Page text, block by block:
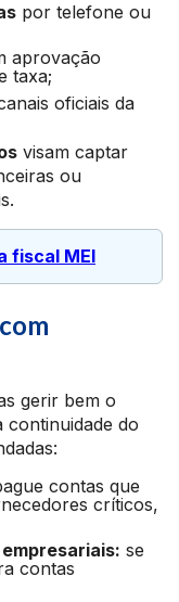
por telefone ou
aprovação
taxa;
oficiais da
visam captar
ou
fiscal MEI
gerir bem o
do
contas que
críticos,
se
contas